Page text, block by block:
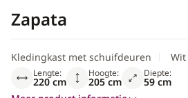
Zapata
Kledingkast met schuifdeuren Wit
Lengte:
220 cm
Hoogte:
205 cm
Diepte:
59 cm